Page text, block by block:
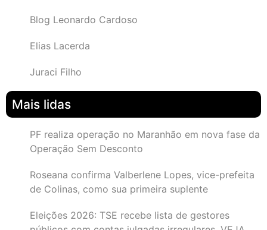
Blog Leonardo Cardoso
Elias Lacerda
Juraci Filho
Mais lidas
PF realiza operação no Maranhão em nova fase da
Operação Sem Desconto
Roseana confirma Valberlene Lopes, vice-prefeita
de Colinas, como sua primeira suplente
Eleições 2026: TSE recebe lista de gestores